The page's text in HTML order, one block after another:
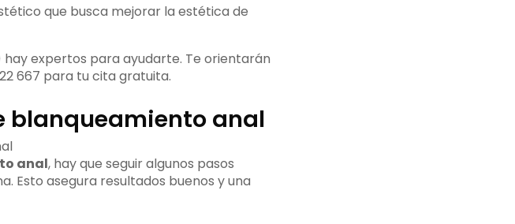
que busca mejorar la estética de
hay expertos para ayudarte. Te orientarán
667 para tu cita gratuita.
blanqueamiento anal
anal, hay que seguir algunos pasos
Esto asegura resultados buenos y una